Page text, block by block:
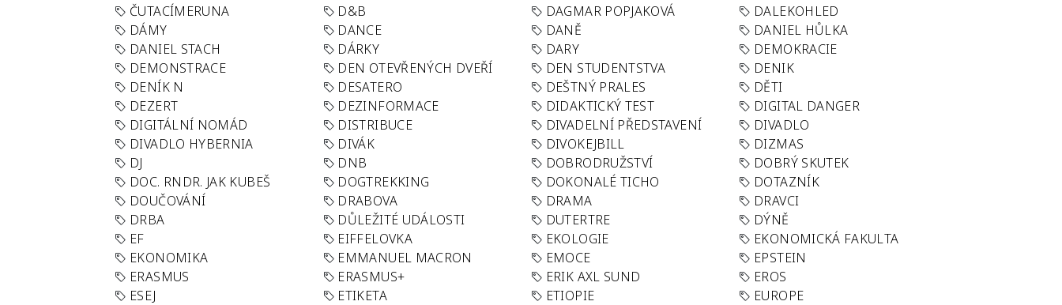
ČUTACÍMERUNA
D&B DAGMAR POPJAKOVÁ
DALEKOHLED
DÁMY
DANCE DANĚ
DANIEL HŮLKA
DANIEL STACH
DÁRKY DARY
DEMOKRACIE
DEMONSTRACE
DEN OTEVŘENÝCH DVEŘÍ DEN STUDENTSTVA
DENIK
DENÍK N
DESATERO DEŠTNÝ PRALES
DĚTI
DEZERT
DEZINFORMACE DIDAKTICKÝ TEST
DIGITAL DANGER
DIGITÁLNÍ NOMÁD
DISTRIBUCE DIVADELNÍ PŘEDSTAVENÍ
DIVADLO
DIVADLO HYBERNIA
DIVÁK DIVOKEJBILL
DIZMAS
DJ
DNB DOBRODRUŽSTVÍ
DOBRÝ SKUTEK
DOC. RNDR. JAK KUBEŠ
DOGTREKKING DOKONALÉ TICHO
DOTAZNÍK
DOUČOVÁNÍ
DRABOVA DRAMA
DRAVCI
DRBA
DŮLEŽITÉ UDÁLOSTI DUTERTRE
DÝNĚ
EF
EIFFELOVKA EKOLOGIE
EKONOMICKÁ FAKULTA
EKONOMIKA
EMMANUEL MACRON EMOCE
EPSTEIN
ERASMUS
ERASMUS+ ERIK AXL SUND
EROS
ESEJ
ETIKETA ETIOPIE
EUROPE